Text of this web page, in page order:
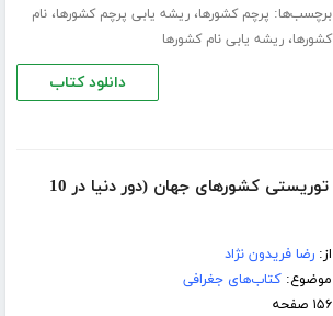
برچسب‌ها: پرچم کشورها،ریشه یابی پرچم کشورها،نام
کشورها،ریشه یابی نام کشورها
دانلود کتاب
دانلود کتاب اطلاعات توریستی کشورهای جهان (دور دنیا در 10
از:رضا فریدون نژاد
موضوع:کتاب‌های جغرافی
۱۵۶ صفحه